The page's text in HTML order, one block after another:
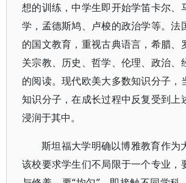
想的训练，中学生即开始学笛卡尔、
学，孟德斯鸠、卢梭的政治学等。法
的国文教育，重视古典语言，希腊、
关宗教、历史、哲学、伦理、政治、
的阅读。现代欧美大多数知识分子，
知识分子，在成长过程中反复受到上
浸润于其中。
斯坦福大学明确以博雅教育作为
该校要求学生们不局限于一个专业，